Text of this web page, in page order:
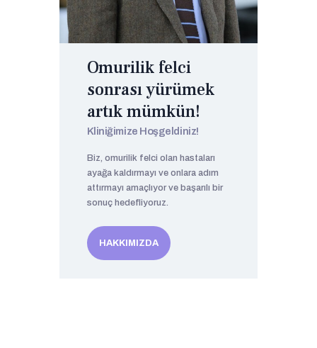
Omurilik felci
sonrası yürümek
artık mümkün!
Kliniğimize Hoşgeldiniz!
Biz, omurilik felci olan hastaları
ayağa kaldırmayı ve onlara adım
attırmayı amaçlıyor ve başarılı bir
sonuç hedefliyoruz.
HAKKIMIZDA